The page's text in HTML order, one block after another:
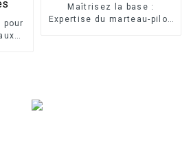
Maîtrisez la base :
Expertise du marteau-pilon